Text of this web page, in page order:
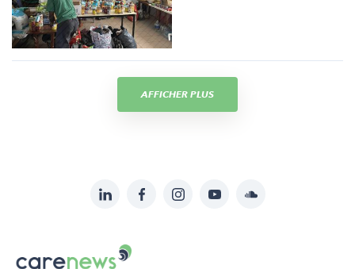
AFFICHER PLUS
sur:
LinkedInFacebookInstagramYouTubeSoundcloud
Carenews,